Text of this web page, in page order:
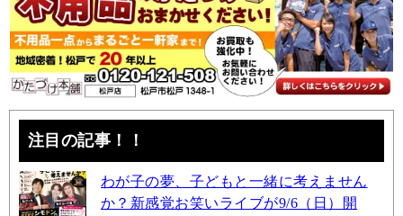
注目の記事！！
わが子の夢、子どもと一緒に考えません
か？新感覚お笑いライブが9/6（日）開